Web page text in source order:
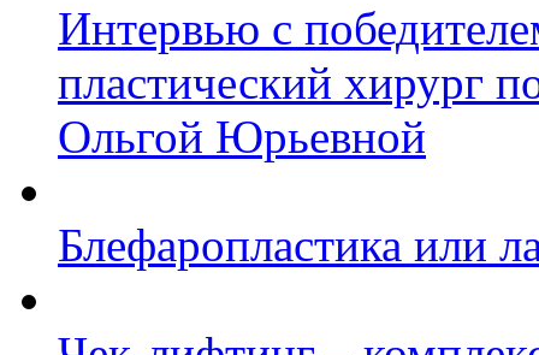
Интервью с
пластический хирург
Ольгой Юрьевной
Блефаропластика или